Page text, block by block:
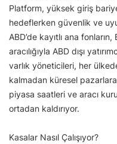
Platform, yüksek giriş
hedeflerken güvenlik ve
ABD’de kayıtlı ana
aracılığıyla ABD dışı
varlık yöneticileri, her
kalmadan küresel
piyasa saatleri ve aracı
ortadan kaldırıyor.
Kasalar Nasıl Çalışıyor?